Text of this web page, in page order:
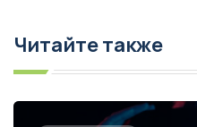
Читайте также